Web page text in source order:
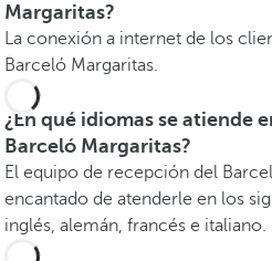
Margaritas?
La conexión a internet de los
Barceló Margaritas.
¿En qué idiomas se atiende
Barceló Margaritas?
El equipo de recepción del
encantado de atenderle en los
inglés, alemán, francés e italiano.